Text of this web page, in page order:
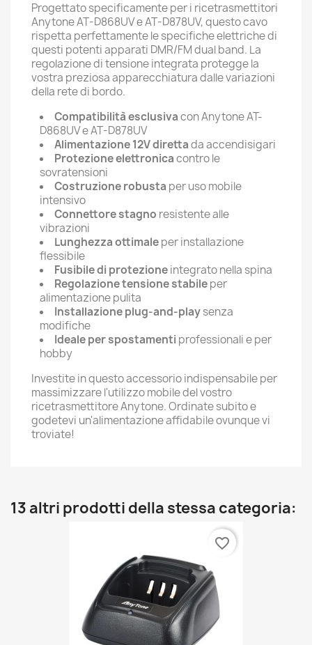
Progettato specificamente per i ricetrasmettitori
Anytone AT-D868UV e AT-D878UV, questo cavo
rispetta perfettamente le specifiche elettriche di
questi potenti apparati DMR/FM dual band. La
regolazione di tensione integrata protegge la
vostra preziosa apparecchiatura dalle variazioni
della rete di bordo.
Compatibilità esclusivacon Anytone AT-
D868UV e AT-D878UV
Alimentazione 12V direttada accendisigari
Protezione elettronicacontro le
sovratensioni
Costruzione robusta per uso mobile
intensivo
Connettore stagno resistente alle
vibrazioni
Lunghezza ottimaleper installazione
flessibile
Fusibile di protezioneintegrato nella spina
Regolazione tensione stabileper
alimentazione pulita
Installazione plug-and-playsenza
modifiche
Ideale per spostamenti professionali e per
hobby
Investite in questo accessorio indispensabile per
massimizzare l'utilizzo mobile del vostro
ricetrasmettitore Anytone. Ordinate subito e
godetevi un'alimentazione affidabile ovunque vi
troviate!
13 altri prodotti della stessa categoria:
favorite_border